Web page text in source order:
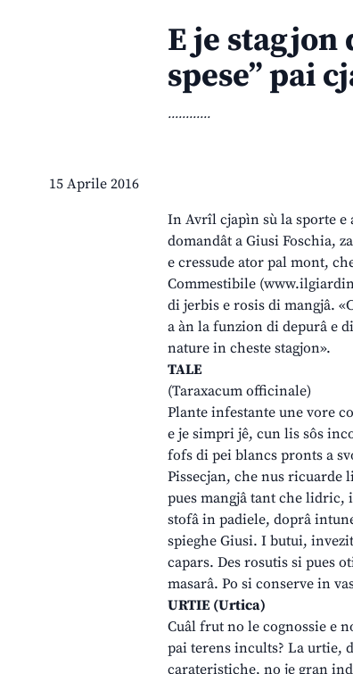
E je stagjon
spese” pai
............
15 Aprile 2016
In Avrîl cjapìn sù la sporte e
domandât a Giusi Foschia,
e cressude ator pal mont,
Commestibile
di jerbis e rosis di mangjâ.
a àn la funzion di depurâ e
nature in cheste stagjon».
TALE
(Taraxacum officinale)
Plante infestante une vore
e je simpri jê, cun lis sôs
fofs di pei blancs pronts a
Pissecjan, che nus
pues mangjâ tant che lidric,
stofâ in padiele, doprâ
spieghe Giusi. I butui,
capars. Des rosutis si pues
masarâ. Po si conserve in
URTIE (Urtica)
Cuâl frut no le cognossie e
pai terens incults? La urtie,
carateristiche, no je gran